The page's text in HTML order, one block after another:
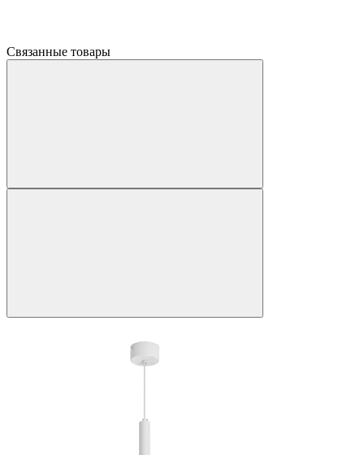
Связанные товары